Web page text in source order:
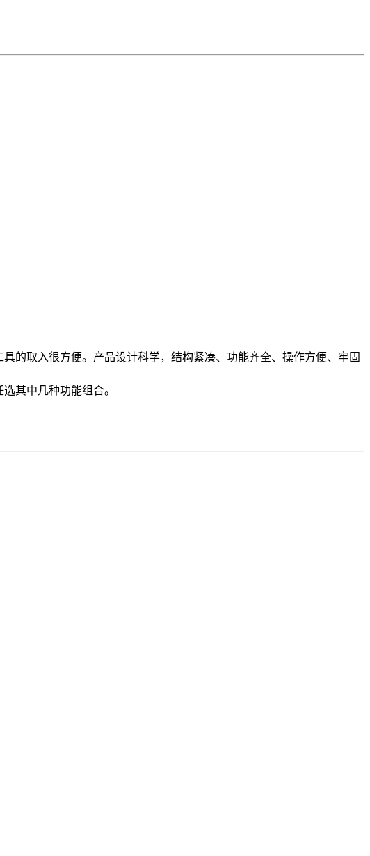
的取入很方便。产品设计科学，结构紧凑、功能齐全、操作方便、牢固
其中几种功能组合。